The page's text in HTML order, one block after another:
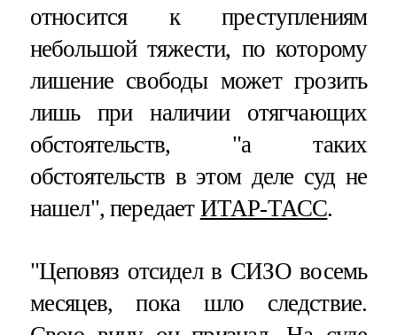
относится к преступлениям
небольшой тяжести, по которому
лишение свободы может грозить
лишь при наличии отягчающих
обстоятельств, "а таких
обстоятельств в этом деле суд не
нашел", передает ИТАР-ТАСС.
"Цеповяз отсидел в СИЗО восемь
месяцев, пока шло следствие.